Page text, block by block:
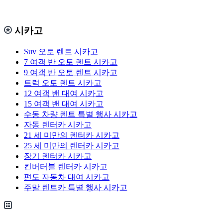
시카고
Suv 오토 렌트 시카고
7 여객 반 오토 렌트 시카고
9 여객 반 오토 렌트 시카고
트럭 오토 렌트 시카고
12 여객 밴 대여 시카고
15 여객 밴 대여 시카고
수동 차량 렌트 특별 행사 시카고
자동 렌터카 시카고
21 세 미만의 렌터카 시카고
25 세 미만의 렌터카 시카고
장기 렌터카 시카고
컨버터블 렌터카 시카고
편도 자동차 대여 시카고
주말 렌트카 특별 행사 시카고